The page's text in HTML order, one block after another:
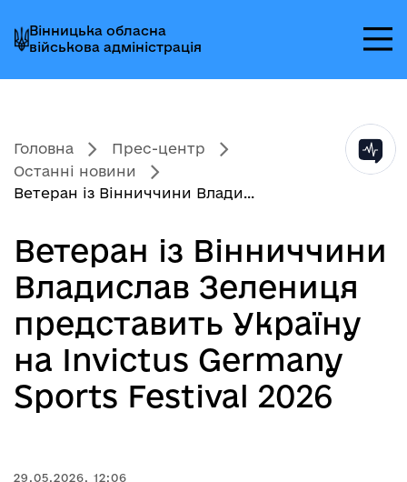
до
головного
меню
до
головного
вмісту
до
головного
колонтитула
Вінницька обласна
військова адміністрація
Головна
Прес-центр
Останні новини
Ветеран із Вінниччини Влади...
Ветеран із Вінниччини
Владислав Зелениця
представить Україну
на Invictus Germany
Sports Festival 2026
29.05.2026, 12:06